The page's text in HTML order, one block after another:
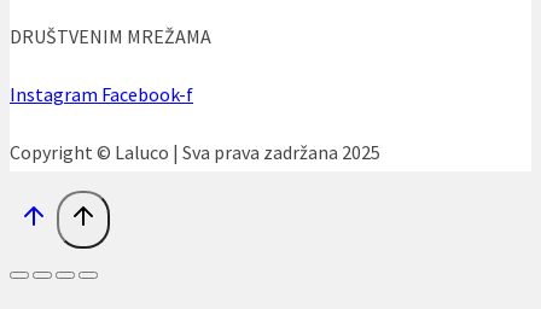
DRUŠTVENIM MREŽAMA
Instagram Facebook-f
Copyright © Laluco | Sva prava zadržana 2025